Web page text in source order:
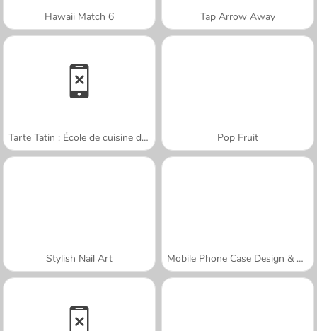
Hawaii Match 6 Tap Arrow Away
Tarte Tatin : École de cuisine de Sara Pop Fruit
Stylish Nail Art Mobile Phone Case Design & DIY